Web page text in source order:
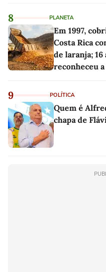
8 PLANETA
Em 1997,
Costa Rica
de laranja;
reconheceu
9 POLÍTICA
Quem é
chapa de